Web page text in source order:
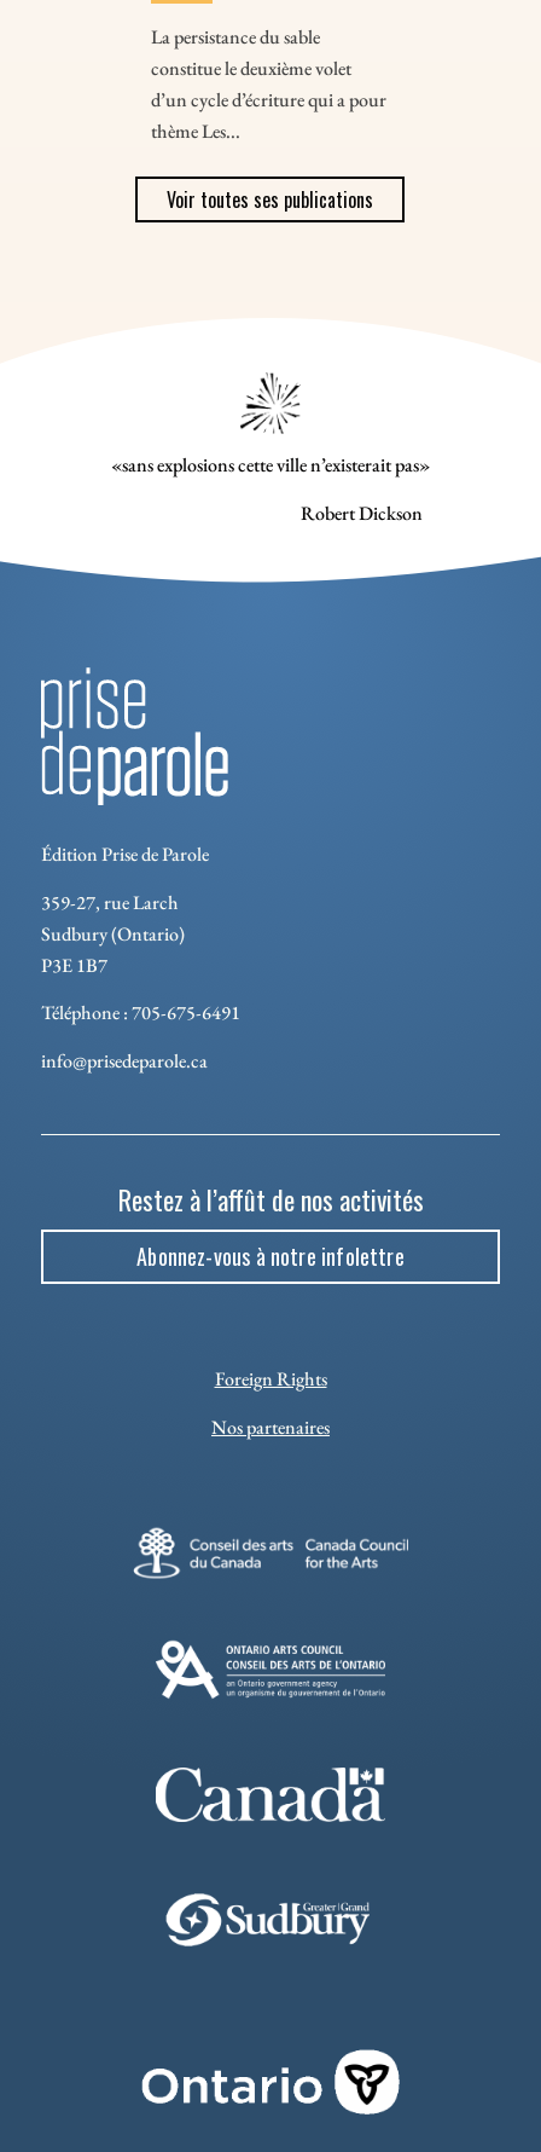
La persistance du sable
constitue le deuxième volet
d’un cycle d’écriture qui a pour
thème Les...
Voir toutes ses publications
«sans explosions cette ville n’existerait pas»
Robert Dickson
Édition Prise de Parole
359-27, rue Larch
Sudbury (Ontario)
P3E 1B7
Téléphone : 705-675-6491
info@prisedeparole.ca
Restez à l’affût de nos activités
Abonnez-vous à notre infolettre
Foreign Rights
Nos partenaires